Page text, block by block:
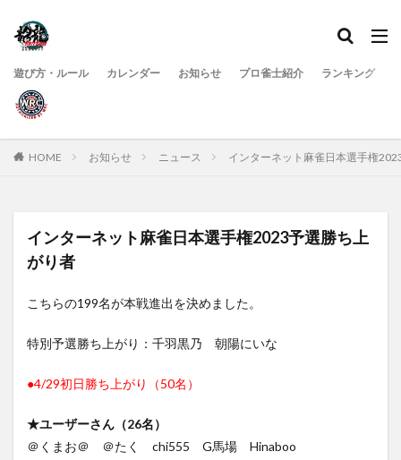
遊び方・ルール カレンダー お知らせ プロ雀士紹介 ランキング
HOME お知らせ ニュース インターネット麻雀日本選手権
インターネット麻雀日本選手権2023予選勝ち上
がり者
こちらの199名が本戦進出を決めました。
特別予選勝ち上がり：千羽黒乃 朝陽にいな
●4/29初日勝ち上がり（50名）
★ユーザーさん（26名）
＠くまお＠ ＠たく chi555 G馬場 Hinaboo